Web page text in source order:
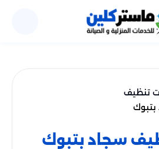
تنظيف
سجاد بتبوك